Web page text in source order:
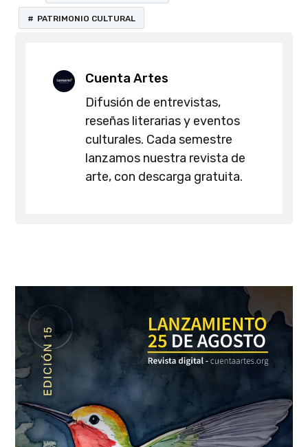
PATRIMONIO CULTURAL
Cuenta Artes
Difusión de entrevistas,
reseñas literarias y eventos
culturales. Cada semestre
lanzamos nuestra revista de
arte, con descarga gratuita.